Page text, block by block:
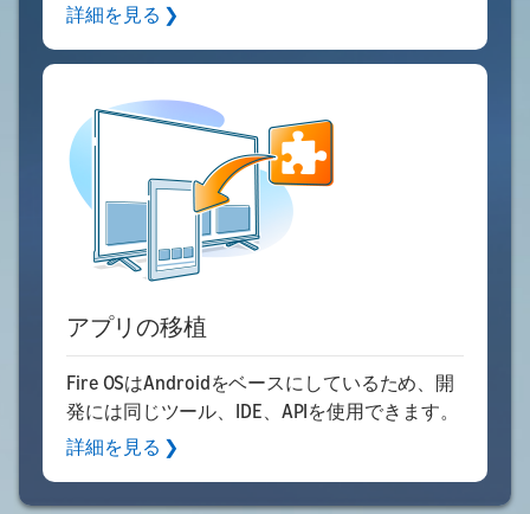
詳細を見る ❯
アプリの移植
Fire OSはAndroidをベースにしているため、開
発には同じツール、IDE、APIを使用できます。
詳細を見る ❯